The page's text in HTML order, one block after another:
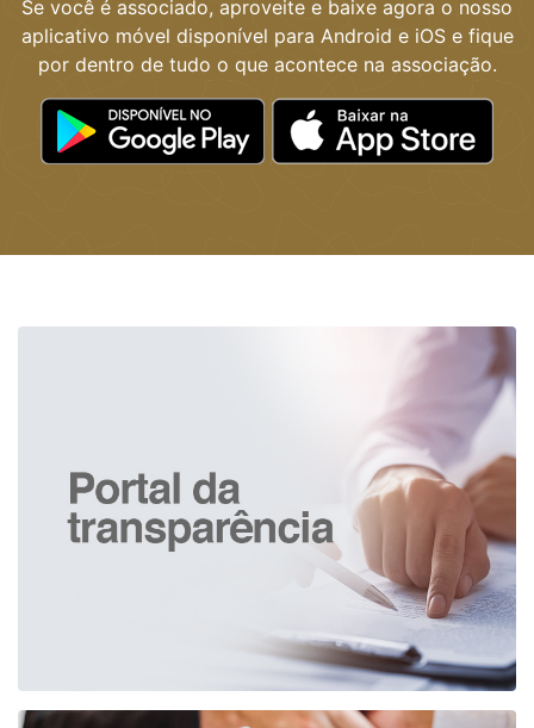
Se você é associado, aproveite e baixe agora o nosso
aplicativo móvel disponível para Android e iOS e fique
por dentro de tudo o que acontece na associação.